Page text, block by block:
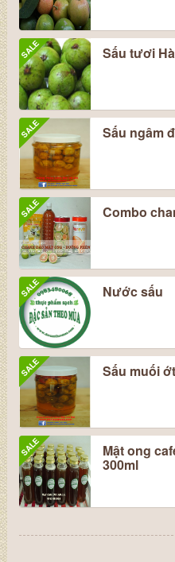
SALE Sấu tươi
SALE Sấu ngâm
SALE Combo
SALE Nước sấu
SALE Sấu muối ớt
SALE Mật ong
300ml